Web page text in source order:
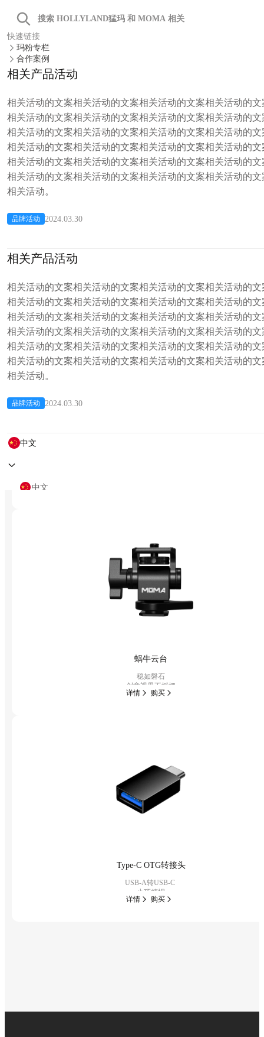
快速链接
玛粉专栏
合作案例
相关产品活动
相关活动的文案相关活动的文案相关活动的文案相关活动的文
相关活动的文案相关活动的文案相关活动的文案相关活动的文
相关活动的文案相关活动的文案相关活动的文案相关活动的文
相关活动的文案相关活动的文案相关活动的文案相关活动的文
相关活动的文案相关活动的文案相关活动的文案相关活动的文
相关活动的文案相关活动的文案相关活动的文案相关活动的文
相关活动。
品牌活动 2024.03.30
相关产品活动
相关活动的文案相关活动的文案相关活动的文案相关活动的文
相关活动的文案相关活动的文案相关活动的文案相关活动的文
相关活动的文案相关活动的文案相关活动的文案相关活动的文
相关活动的文案相关活动的文案相关活动的文案相关活动的文
相关活动的文案相关活动的文案相关活动的文案相关活动的文
相关活动的文案相关活动的文案相关活动的文案相关活动的文
相关活动。
品牌活动 2024.03.30
中文
中文
详情
购买
蜗牛云台
稳如磐石
创意视界不摇摆
详情
购买
Type-C OTG转接头
USB-A转USB-C
小巧精悍
详情
购买